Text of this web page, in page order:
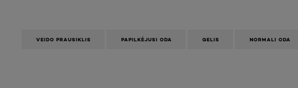
VEIDO PRAUSIKLIS PAPILKĖJUSI ODA GELIS NORMALI ODA